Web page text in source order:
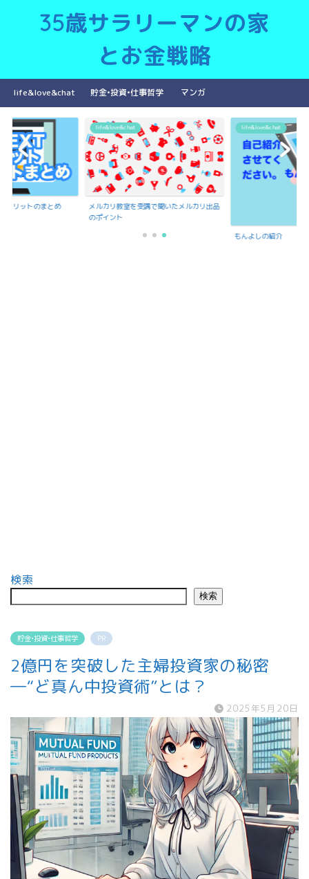
35歳サラリーマンの家
とお金戦略
life&love&chat 貯金•投資•仕事哲学 マンガ
メリットのまとめ
life&love&chat
メルカリ教室を受講で聞いたメルカリ出品
のポイント
life&love&chat
もんよしの紹介
検索
検索
貯金•投資•仕事哲学 PR
2億円を突破した主婦投資家の秘密
―“ど真ん中投資術”とは？
2025年5月20日